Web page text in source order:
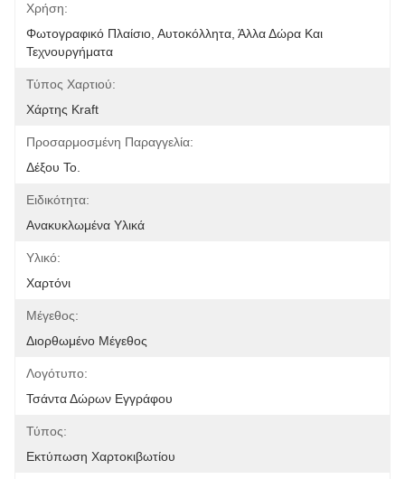
Χρήση:
Φωτογραφικό Πλαίσιο, Αυτοκόλλητα, Άλλα Δώρα Και
Τεχνουργήματα
Τύπος Χαρτιού:
Χάρτης Kraft
Προσαρμοσμένη Παραγγελία:
Δέξου Το.
Ειδικότητα:
Ανακυκλωμένα Υλικά
Υλικό:
Χαρτόνι
Μέγεθος:
Διορθωμένο Μέγεθος
Λογότυπο:
Τσάντα Δώρων Εγγράφου
Τύπος:
Εκτύπωση Χαρτοκιβωτίου